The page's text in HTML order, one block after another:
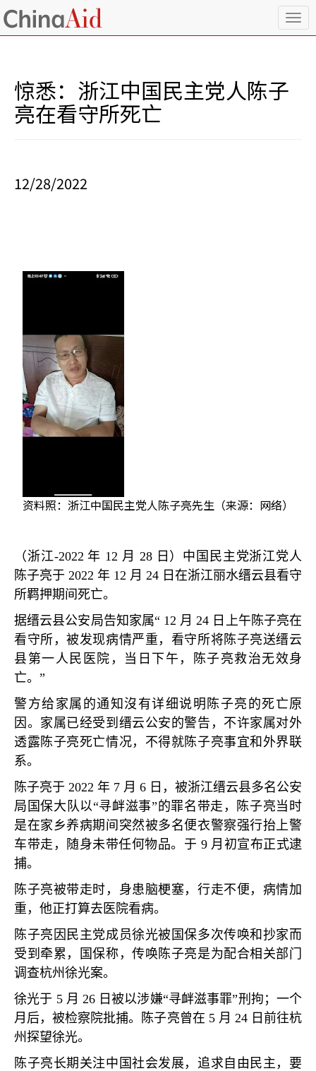
T
o
惊悉：浙江中国民主党人陈子
亮在看守所死亡
12/28/2022
资料照：浙江中国民主党人陈子亮先生（来源：网络）
（浙江-2022年 12 月 28 日）中国民主党浙江党人
陈子亮于 2022 年 12 月 24 日在浙江丽水缙云县看守
所羁押期间死亡。
据缙云县公安局告知家属“ 12 月 24 日上午陈子亮在
看守所，被发现病情严重，看守所将陈子亮送缙云
县第一人民医院，当日下午，陈子亮救治无效身
亡。 ”
警方给家属的通知沒有详细说明陈子亮的死亡原
因。家属已经受到缙云公安的警告，不许家属对外
透露陈子亮死亡情况，不得就陈子亮事宜和外界联
系。
陈子亮于 2022 年 7 月 6 日，被浙江缙云县多名公安
局国保大队以“寻衅滋事” 的罪名带走，陈子亮当时
是在家乡养病期间突然被多名便衣警察强行抬上警
车带走，随身未带任何物品。于 9 月初宣布正式逮
捕。
陈子亮被带走时，身患脑梗塞，行走不便，病情加
重，他正打算去医院看病。
陈子亮因民主党成员徐光被国保多次传唤和抄家而
受到牵累，国保称，传唤陈子亮是为配合相关部门
调查杭州徐光案。
徐光于 5 月 26 日被以涉嫌“寻衅滋事罪”刑拘；一个
月后，被检察院批捕。陈子亮曾在 5 月 24 日前往杭
州探望徐光。
陈子亮长期关注中国社会发展，追求自由民主，要